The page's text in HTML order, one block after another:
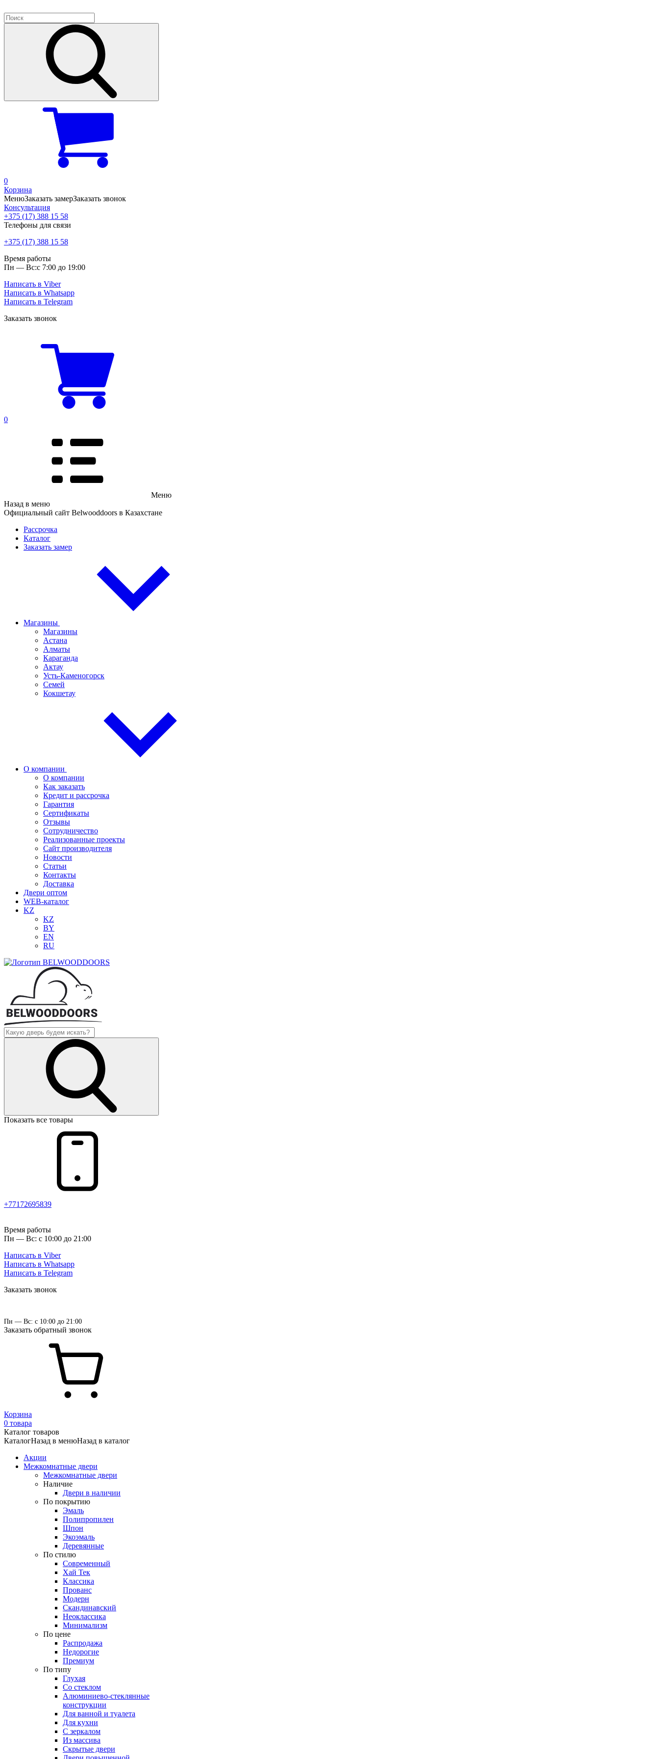
0
Корзина
МенюЗаказать замерЗаказать звонок
Консультация
+375 (17) 388 15 58
Телефоны для связи
+375 (17) 388 15 58
Время работы
Пн — Вс:с 7:00 до 19:00
Написать в Viber
Написать в Whatsapp
Написать в Telegram
Заказать звонок
0
Меню
Назад в меню
Официальный сайт Belwooddoors в Казахстане
Рассрочка
Каталог
Заказать замер
Магазины
Магазины
Астана
Алматы
Караганда
Актау
Усть-Каменогорск
Семей
Кокшетау
О компании
О компании
Как заказать
Кредит и рассрочка
Гарантия
Сертификаты
Отзывы
Сотрудничество
Реализованные проекты
Сайт производителя
Новости
Статьи
Контакты
Доставка
Двери оптом
WEB-каталог
KZ
KZ
BY
EN
RU
Показать все товары
+77172695839
Время работы
Пн — Вс: с 10:00 до 21:00
Написать в Viber
Написать в Whatsapp
Написать в Telegram
Заказать звонок
Пн — Вс: с 10:00 до 21:00
Заказать обратный звонок
Корзина
0 товара
Каталог товаров
КаталогНазад в менюНазад в каталог
Акции
Межкомнатные двери
Межкомнатные двери
Наличие
Двери в наличии
По покрытию
Эмаль
Полипропилен
Шпон
Экоэмаль
Деревянные
По стилю
Современный
Хай Тек
Классика
Прованс
Модерн
Скандинавский
Неоклассика
Минимализм
По цене
Распродажа
Недорогие
Премиум
По типу
Глухая
Со стеклом
Алюминиево-стеклянные
конструкции
Для ванной и туалета
Для кухни
С зеркалом
Из массива
Скрытые двери